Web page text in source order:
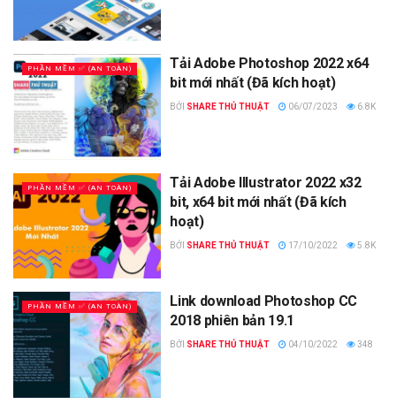
PHẦN MỀM ✅ (AN TOÀN)
Tải Adobe Photoshop 2022 x64
bit mới nhất (Đã kích hoạt)
BỞI SHARE THỦ THUẬT 06/07/2023 6.8K
PHẦN MỀM ✅ (AN TOÀN)
Tải Adobe Illustrator 2022 x32
bit, x64 bit mới nhất (Đã kích
hoạt)
BỞI SHARE THỦ THUẬT 17/10/2022 5.8K
PHẦN MỀM ✅ (AN TOÀN)
Link download Photoshop CC
2018 phiên bản 19.1
BỞI SHARE THỦ THUẬT 04/10/2022 348